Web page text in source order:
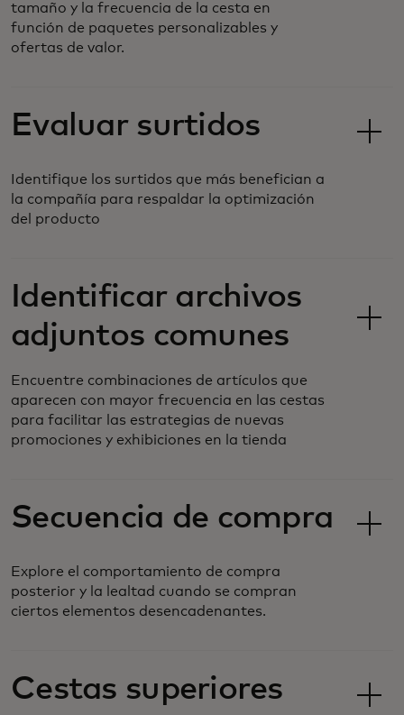
tamaño y la frecuencia de la cesta en
función de paquetes personalizables y
ofertas de valor.
Evaluar surtidos
Identifique los surtidos que más benefician a
la compañía para respaldar la optimización
del producto
Identificar archivos
adjuntos comunes
Encuentre combinaciones de artículos que
aparecen con mayor frecuencia en las cestas
para facilitar las estrategias de nuevas
promociones y exhibiciones en la tienda
Secuencia de compra
Explore el comportamiento de compra
posterior y la lealtad cuando se compran
ciertos elementos desencadenantes.
Cestas superiores